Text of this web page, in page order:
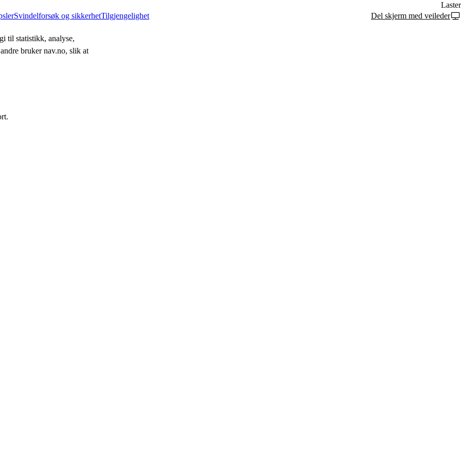
til statistikk, analyse,
bruker nav.no, slik at
Laster
Svindelforsøk og sikkerhetTilgjengelighet Del skjerm med veileder